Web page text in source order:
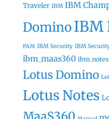
Traveler IBM IBM
DominoIBM
PAM IBM Security IBM
ibm_maas360 ibm_notes
Lotus Domino
Lotus Notes